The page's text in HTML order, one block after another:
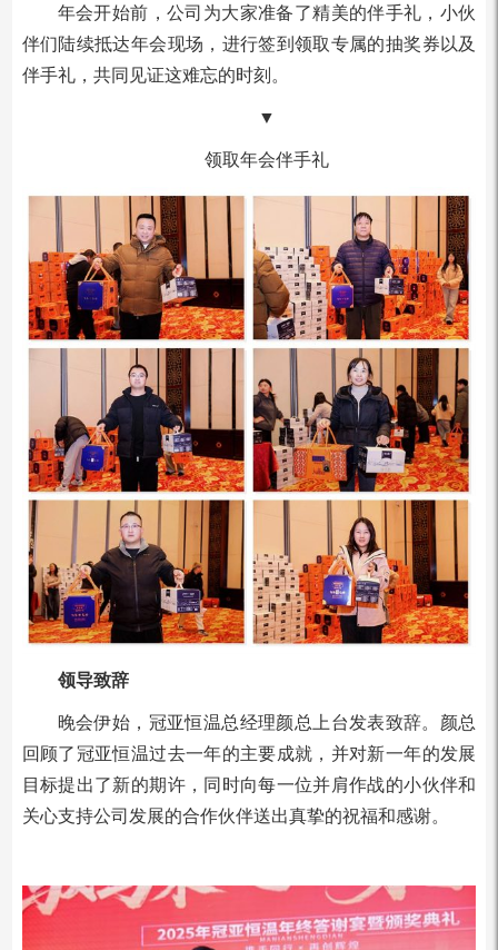
年会开始前，公司为大家准备了精美的伴手礼，小伙
伴们陆续抵达年会现场，进行签到领取专属的抽奖券以及
伴手礼，共同见证这难忘的时刻。
▼
领取年会伴手礼
领导致辞
晚会伊始，冠亚恒温总经理颜总上台发表致辞。颜总
回顾了冠亚恒温过去一年的主要成就，并对新一年的发展
目标提出了新的期许，同时向每一位并肩作战的小伙伴和
关心支持公司发展的合作伙伴送出真挚的祝福和感谢。